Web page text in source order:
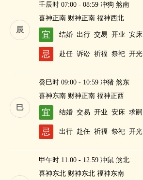
辰
壬辰时 07:00 - 08:59 冲狗 煞南
喜神正南 财神正南 福神西北
宜 结婚 出行 交易 开业 安床
忌 赴任 诉讼 祈福 祭祀 开光
巳
癸巳时 09:00 - 10:59 冲猪 煞东
喜神东南 财神正南 福神正西
宜 结婚 交易 开业 安床 求嗣
忌 出行 赴任 祈福 祭祀 开光
甲午时 11:00 - 12:59 冲鼠 煞北
喜神东北 财神东北 福神东南